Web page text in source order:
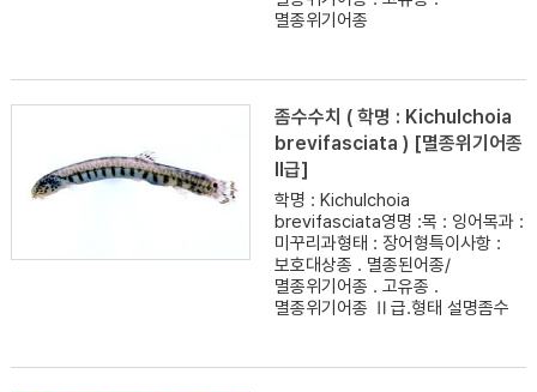
멸종위기어종
좀수수치 ( 학명 : Kichulchoia
brevifasciata ) [멸종위기어종
II급]
학명 : Kichulchoia
brevifasciata영명 :목 : 잉어목과 :
미꾸리과형태 : 장어형특이사항 :
보호대상종 . 멸종된어종/
멸종위기어종 . 고유종 .
멸종위기어종 Ⅱ급.형태 설명좀수